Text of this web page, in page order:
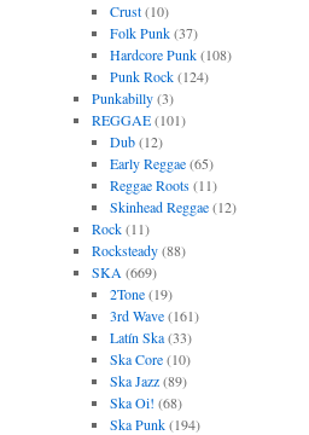
Crust(10)
Folk Punk(37)
Hardcore Punk(108)
Punk Rock(124)
Punkabilly(3)
REGGAE(101)
Dub(12)
Early Reggae(65)
Reggae Roots(11)
Skinhead Reggae(12)
Rock(11)
Rocksteady(88)
SKA (669)
2Tone(19)
3rd Wave(161)
Latín Ska(33)
Ska Core(10)
Ska Jazz(89)
Ska Oi! (68)
Ska Punk(194)